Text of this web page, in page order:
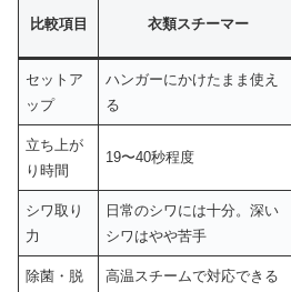
比較項目 衣類スチーマー
セットア
ップ
ハンガーにかけたまま使え
る
立ち上が
り時間
19〜40秒程度
シワ取り
力
日常のシワには十分。深い
シワはやや苦手
除菌・脱
高温スチームで対応できる